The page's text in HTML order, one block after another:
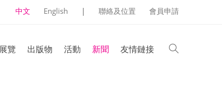
中文 English | 聯絡及位置 會員申請
展覽 出版物 活動 新聞 友情鏈接